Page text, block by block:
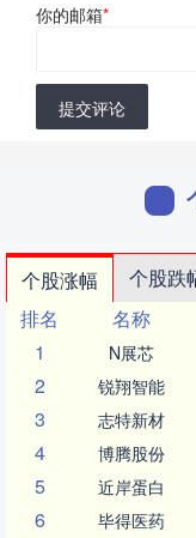
你的邮箱*
提交评论
个股涨幅 个股跌
排名
名称
1
N展芯
2 锐翔智能
3 志特新材
4 博腾股份
5 近岸蛋白
6 毕得医药